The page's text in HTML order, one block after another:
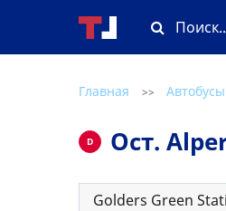
Главная >> Автобусы
D Ост.
Golders Green